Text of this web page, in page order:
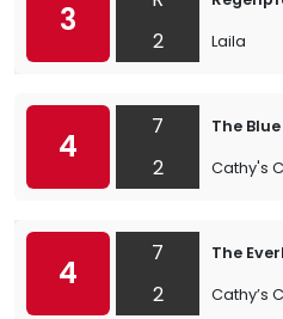
3
2
Laila
4
7
2
The
Cathy's
4
7
2
The
Cathy’s